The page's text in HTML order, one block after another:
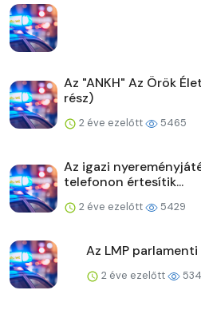
Az "ANKH" Az Örök
rész)
2 éve ezelőtt 5465
Az igazi
telefonon értesítik...
2 éve ezelőtt 5429
Az LMP
2 éve ezelőtt